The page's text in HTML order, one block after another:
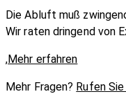
Die Abluft muß
Wir raten dringend von
,Mehr erfahren
Mehr Fragen? Rufen Sie